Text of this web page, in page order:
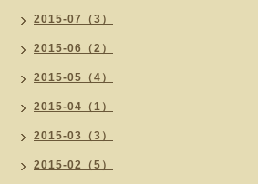
2015-07（3）
2015-06（2）
2015-05（4）
2015-04（1）
2015-03（3）
2015-02（5）